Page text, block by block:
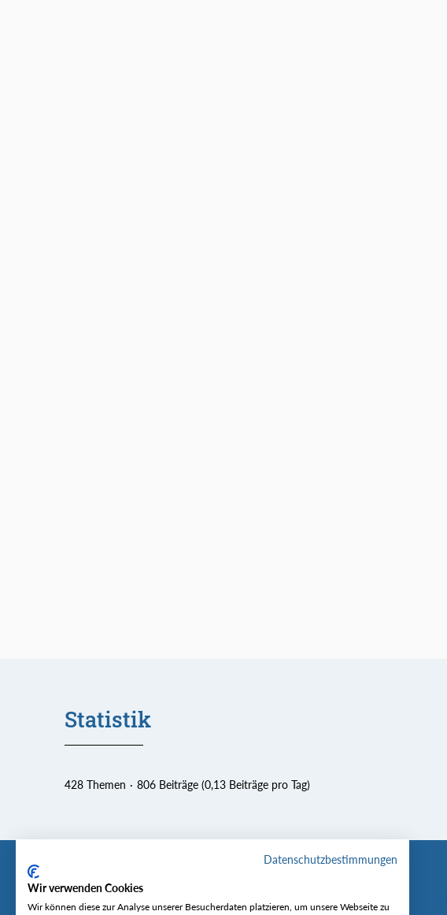
Statistik
428 Themen 806 Beiträge (0,13 Beiträge pro Tag)
Tourentipp
Datenschutzbestimmungen
Wir verwenden Cookies
Wir können diese zur Analyse unserer Besucherdaten platzieren, um unsere Webseite zu